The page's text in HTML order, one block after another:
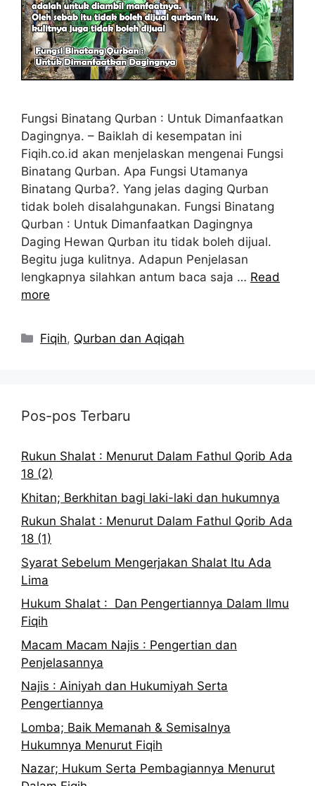
Fungsi Binatang Qurban : Untuk Dimanfaatkan
Dagingnya. – Baiklah di kesempatan ini
Fiqih.co.id akan menjelaskan mengenai Fungsi
Binatang Qurban. Apa Fungsi Utamanya
Binatang Qurba?. Yang jelas daging Qurban
tidak boleh disalahgunakan. Fungsi Binatang
Qurban : Untuk Dimanfaatkan Dagingnya
Daging Hewan Qurban itu tidak boleh dijual.
Begitu juga kulitnya. Adapun Penjelasan
lengkapnya silahkan antum baca saja … Read
more
Kategori
Fiqih, Qurban dan Aqiqah
Pos-pos Terbaru
Rukun Shalat : Menurut Dalam Fathul Qorib Ada
18 (2)
Khitan; Berkhitan bagi laki-laki dan hukumnya
Rukun Shalat : Menurut Dalam Fathul Qorib Ada
18 (1)
Syarat Sebelum Mengerjakan Shalat Itu Ada
Lima
Hukum Shalat : Dan Pengertiannya Dalam Ilmu
Fiqih
Macam Macam Najis : Pengertian dan
Penjelasannya
Najis : Ainiyah dan Hukumiyah Serta
Pengertiannya
Lomba; Baik Memanah & Semisalnya
Hukumnya Menurut Fiqih
Nazar; Hukum Serta Pembagiannya Menurut